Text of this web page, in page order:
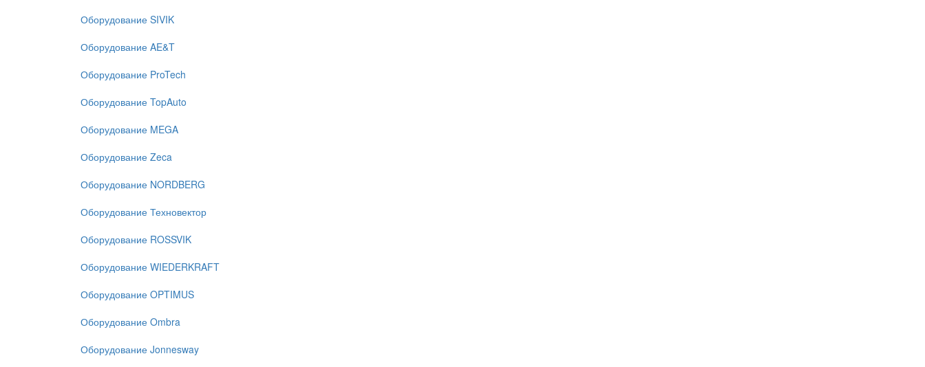
Оборудование SIVIK
Оборудование AE&T
Оборудование ProTech
Оборудование TopAuto
Оборудование MEGA
Оборудование Zeca
Оборудование NORDBERG
Оборудование Техновектор
Оборудование ROSSVIK
Оборудование WIEDERKRAFT
Оборудование OPTIMUS
Оборудование Ombra
Оборудование Jonnesway